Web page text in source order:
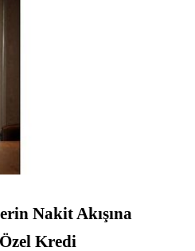
Nakit Akışına
Kredi